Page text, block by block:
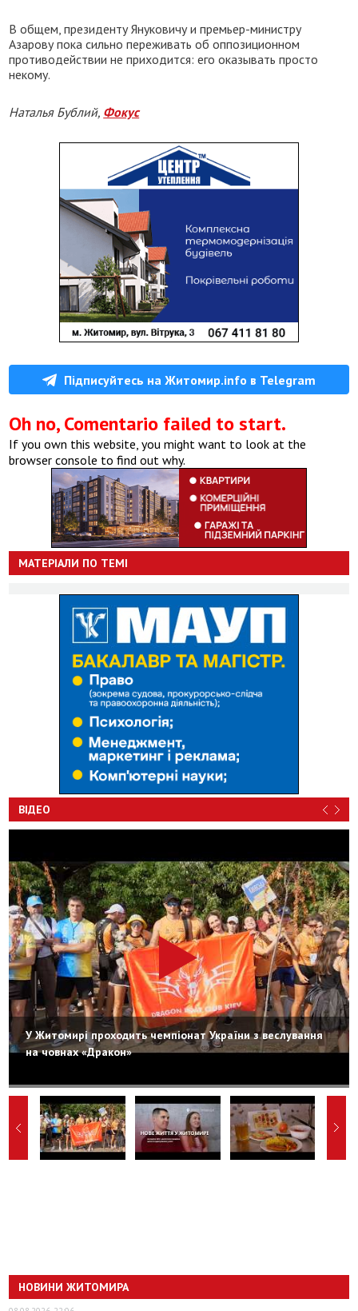
В общем, президенту Януковичу и премьер-министру
Азарову пока сильно переживать об оппозиционном
противодействии не приходится: его оказывать просто
некому.
Наталья Бублий, Фокус
Підписуйтесь на Житомир.info в Telegram
Oh no, Comentario failed to start.
If you own this website, you might want to look at the
browser console to find out why.
МАТЕРІАЛИ ПО ТЕМІ
ВІДЕО
У Житомирі проходить чемпіонат України з веслування
на човнах «Дракон»
НОВИНИ ЖИТОМИРА